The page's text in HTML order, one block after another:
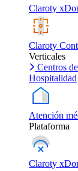
Claroty
Claroty
Verticales
Centros
Hospitalidad
Atención
Plataforma
Claroty